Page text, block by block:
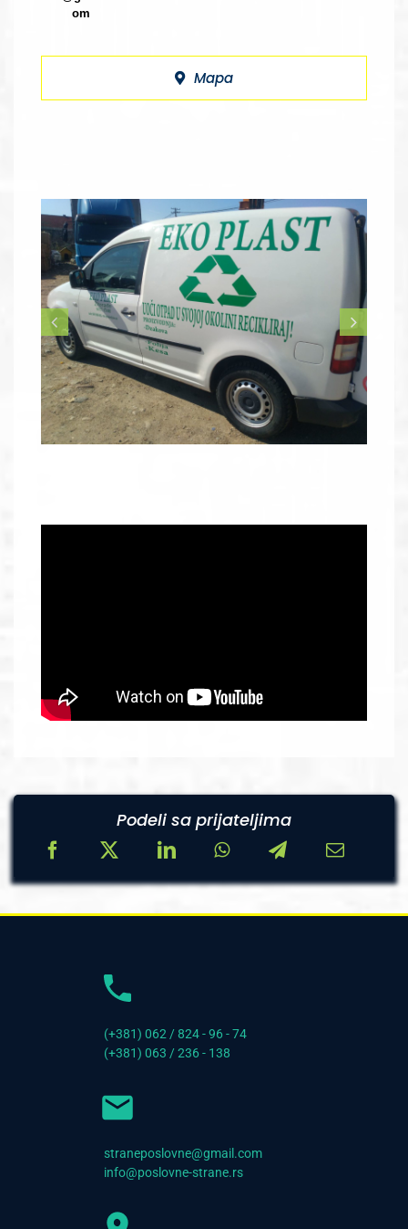
om
Mapa
Podeli sa prijateljima
(+381) 062 / 824 - 96 - 74
(+381) 063 / 236 - 138
straneposlovne@gmail.com
info@poslovne-strane.rs